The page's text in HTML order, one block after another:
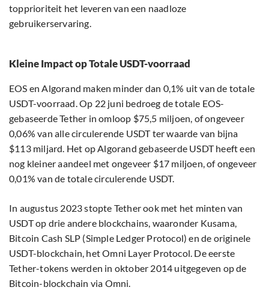
topprioriteit het leveren van een naadloze
gebruikerservaring.
Kleine Impact op Totale USDT-voorraad
EOS en Algorand maken minder dan 0,1% uit van de totale
USDT-voorraad. Op 22 juni bedroeg de totale EOS-
gebaseerde Tether in omloop $75,5 miljoen, of ongeveer
0,06% van alle circulerende USDT ter waarde van bijna
$113 miljard. Het op Algorand gebaseerde USDT heeft een
nog kleiner aandeel met ongeveer $17 miljoen, of ongeveer
0,01% van de totale circulerende USDT.
In augustus 2023 stopte Tether ook met het minten van
USDT op drie andere blockchains, waaronder Kusama,
Bitcoin Cash SLP (Simple Ledger Protocol) en de originele
USDT-blockchain, het Omni Layer Protocol. De eerste
Tether-tokens werden in oktober 2014 uitgegeven op de
Bitcoin-blockchain via Omni.